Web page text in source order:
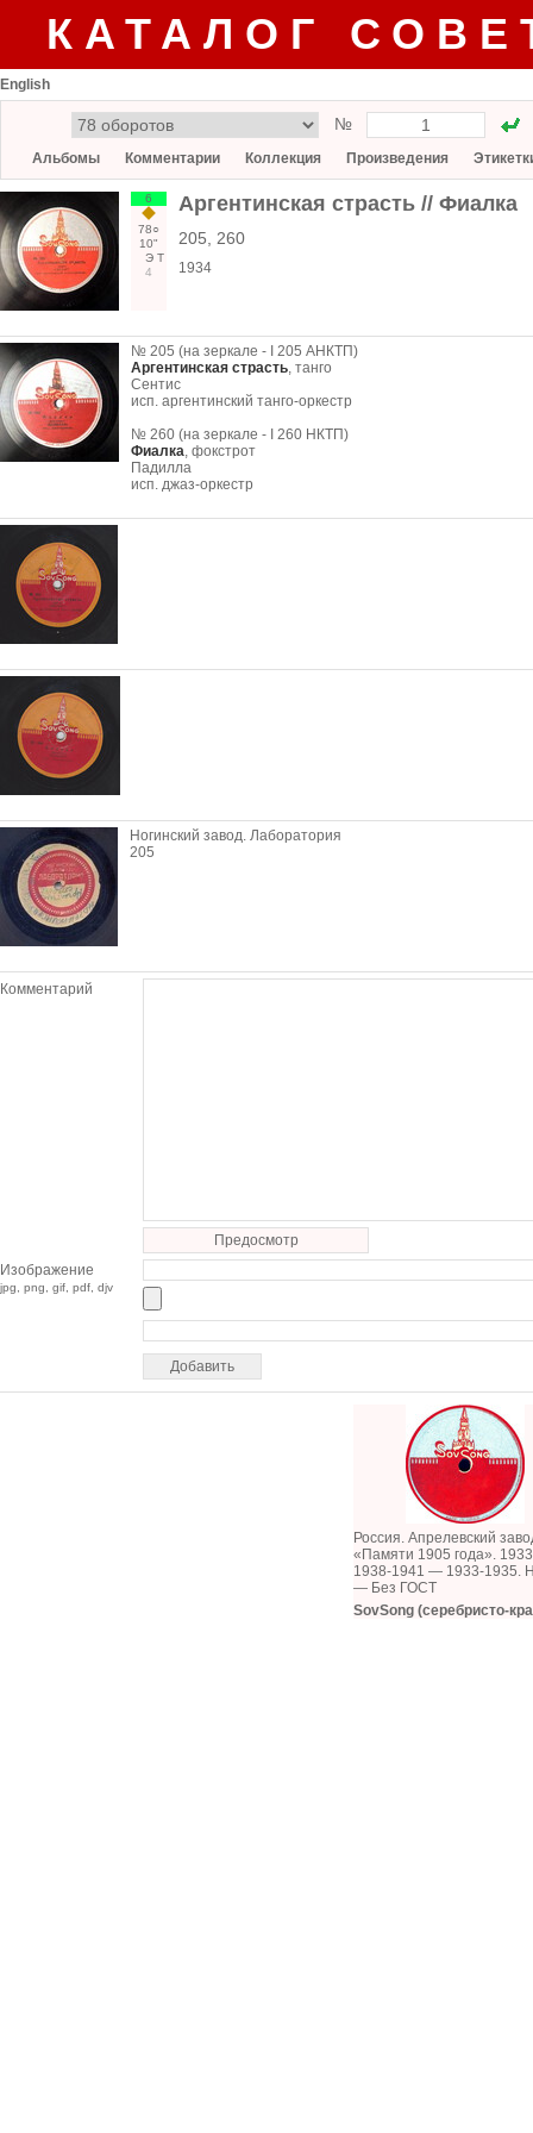
КАТАЛОГ
English
№
Альбомы Комментарии Коллекция Произведения
6
78○
10"
Э Т
4
Аргентинская страсть // Фиалка
205, 260
1934
№ 205 (на зеркале - I 205 АНКТП)
Аргентинская страсть, танго
Сентис
исп. аргентинский танго-оркестр
№ 260 (на зеркале - I 260 НКТП)
Фиалка, фокстрот
Падилла
исп. джаз-оркестр
Ногинский завод. Лаборатория
205
Комментарий
Предосмотр
Изображение
jpg, png, gif, pdf, djv
Россия. Апрелевский
«Памяти 1905 года».
1938-1941 — 1933-1935.
— Без ГОСТ
SovSong (серебристо-